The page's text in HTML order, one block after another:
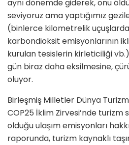
aynı dönemde giderek, onu
seviyoruz ama yaptığımız
(binlerce kilometrelik
karbondioksit emisyonlarının
kurulan tesis­lerin kirleticiliği
gün biraz daha eksilmesine,
oluyor.
Birleşmiş Milletler Dünya
COP25 İklim Zirvesi’nde
olduğu ulaşım emisyonları
raporunda, turizm kaynaklı